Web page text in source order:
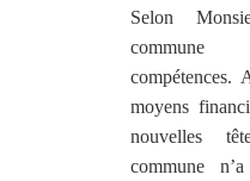
Selon
compétences.
moyens
nouvelles
commune